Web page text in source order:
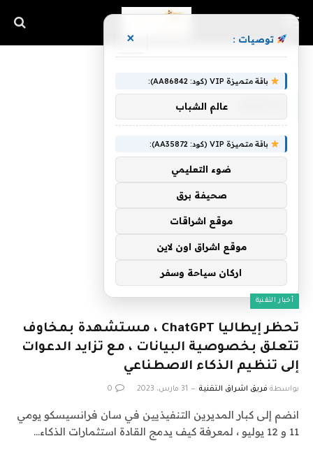
أخبار التقنية
تحظر إيطاليا ChatGPT ، مستشهدة بمخاوف
تتعلق بخصوصية البيانات ، مع تزايد الدعوات
إلى تنظيم الذكاء الاصطناعي
بواسطة فريق اشراق التقنية 31 مارس، 2023 0
انضم إلى كبار المديرين التنفيذيين في سان فرانسيسكو يومي
11 و 12 يوليو ، لمعرفة كيف يدمج القادة استثمارات الذكاء…
توصيات : ×
باقة متميزة VIP (كود: AA86842):
عالم الشباب
باقة متميزة VIP (كود: AA35872):
ضوء التعليمي
صحيفة برق
موقع اشراقات
موقع اشراق اون لاين
اركان سياحة وسفر